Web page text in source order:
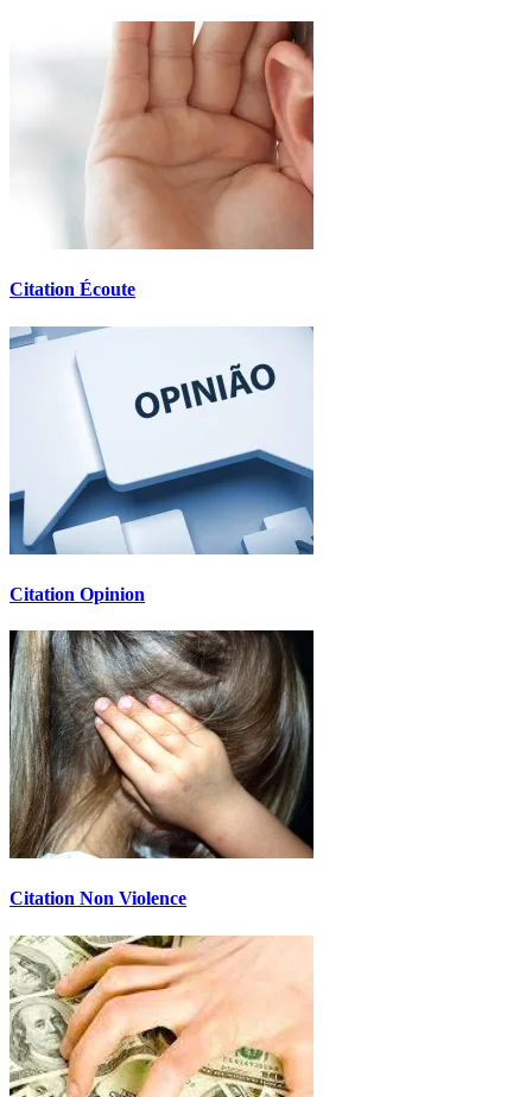
Citation Écoute
Citation Opinion
Citation Non Violence